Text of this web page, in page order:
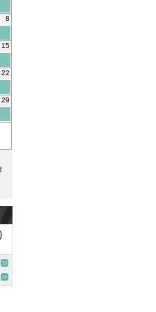
8
15
22
29